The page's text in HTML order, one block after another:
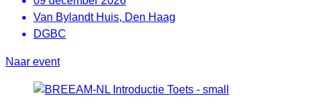
Van Bylandt Huis, Den Haag
DGBC
Naar event